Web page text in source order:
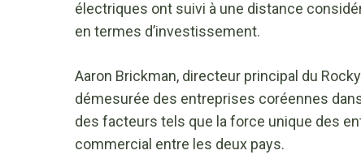
électriques ont suivi à une distance
en termes d’investissement.
Aaron Brickman, directeur principal du
démesurée des entreprises coréennes
des facteurs tels que la force unique des
commercial entre les deux pays.